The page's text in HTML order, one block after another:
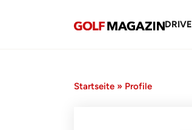
DRIVE
Startseite » Profile